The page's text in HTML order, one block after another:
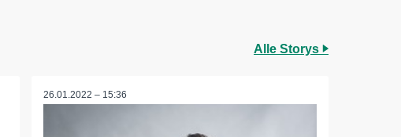
Alle Storys
26.01.2022 – 15:36